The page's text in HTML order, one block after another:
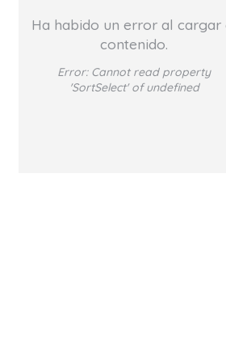
Ha habido un error al cargar
contenido.
Error: Cannot read property
'SortSelect' of undefined